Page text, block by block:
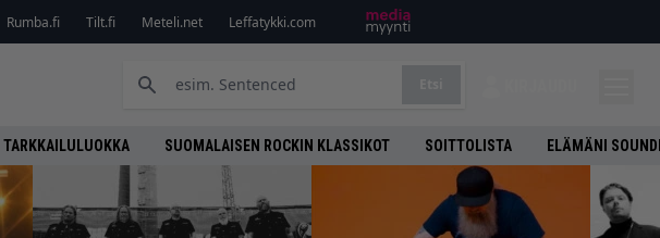
Rumba.fi Tilt.fi Meteli.net Leffatykki.com
TARKKAILULUOKKA SUOMALAISEN ROCKIN KLASSIKOT SOITTOLISTA ELÄMÄNI